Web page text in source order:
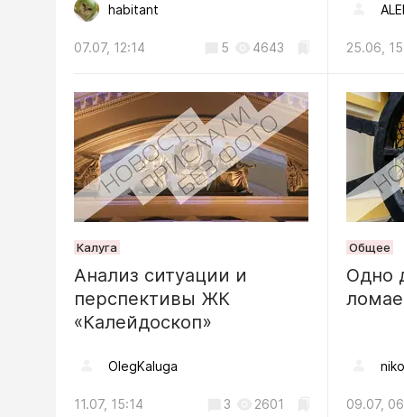
Вместо
унитаз:
04.08, 11:38
habitant
07.07, 12:14 5 4643 25.06,
Калуга
Анализ ситуации и
перспективы ЖК
«Калейдоскоп»
OlegKaluga
11.07, 15:14 3 2601
Общее
Одно
09.07,